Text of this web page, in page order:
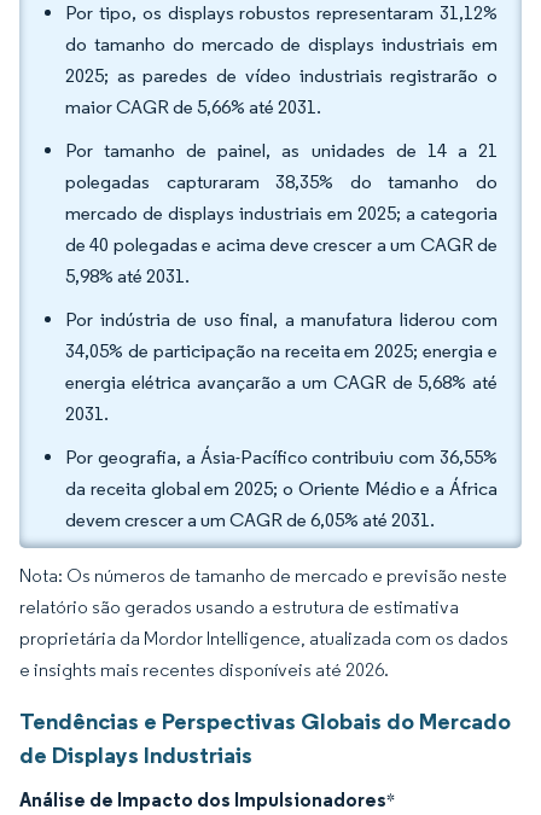
Por tipo, os displays robustos representaram 31,12%
do tamanho do mercado de displays industriais em
2025; as paredes de vídeo industriais registrarão o
maior CAGR de 5,66% até 2031.
Por tamanho de painel, as unidades de 14 a 21
polegadas capturaram 38,35% do tamanho do
mercado de displays industriais em 2025; a categoria
de 40 polegadas e acima deve crescer a um CAGR de
5,98% até 2031.
Por indústria de uso final, a manufatura liderou com
34,05% de participação na receita em 2025; energia e
energia elétrica avançarão a um CAGR de 5,68% até
2031.
Por geografia, a Ásia-Pacífico contribuiu com 36,55%
da receita global em 2025; o Oriente Médio e a África
devem crescer a um CAGR de 6,05% até 2031.
Nota: Os números de tamanho de mercado e previsão neste
relatório são gerados usando a estrutura de estimativa
proprietária da Mordor Intelligence, atualizada com os dados
e insights mais recentes disponíveis até 2026.
Tendências e Perspectivas Globais do Mercado
de Displays Industriais
Análise de Impacto dos Impulsionadores*